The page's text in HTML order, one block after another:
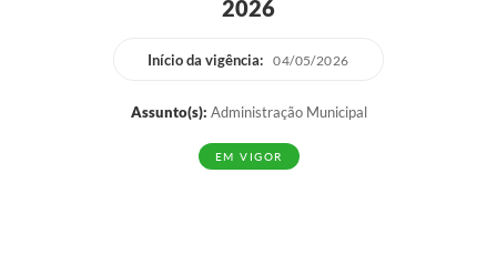
2026
Início da vigência: 04/05/2026
Assunto(s): Administração Municipal
EM VIGOR